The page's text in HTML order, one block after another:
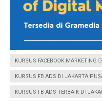
KURSUS FACEBOOK MARKETING
KURSUS FB ADS DI JAKARTA
KURSUS FB ADS TERBAIK DI